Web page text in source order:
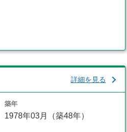
詳細を見る
築年
1978年03月（築48年）